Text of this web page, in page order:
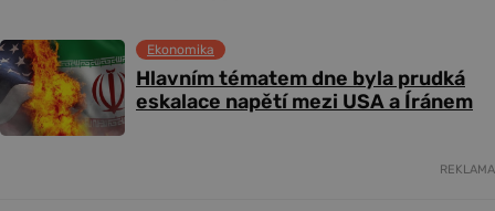
Hlavním tématem dne byla prudká
eskalace napětí mezi USA a Íránem
Ekonomika
REKLAMA